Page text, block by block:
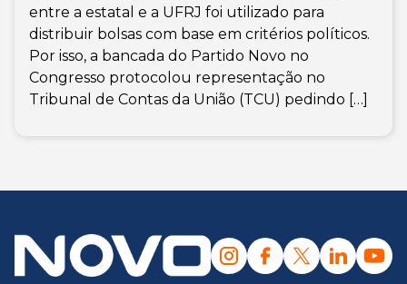
entre a estatal e a UFRJ foi utilizado para
distribuir bolsas com base em critérios políticos.
Por isso, a bancada do Partido Novo no
Congresso protocolou representação no
Tribunal de Contas da União (TCU) pedindo […]